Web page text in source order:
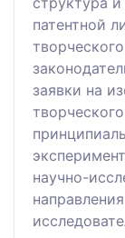
патентной
заявки на
научно-